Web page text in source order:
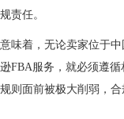
责任。
味着，无论卖家位于
FBA服务，就必须遵
则面前被极大削弱，